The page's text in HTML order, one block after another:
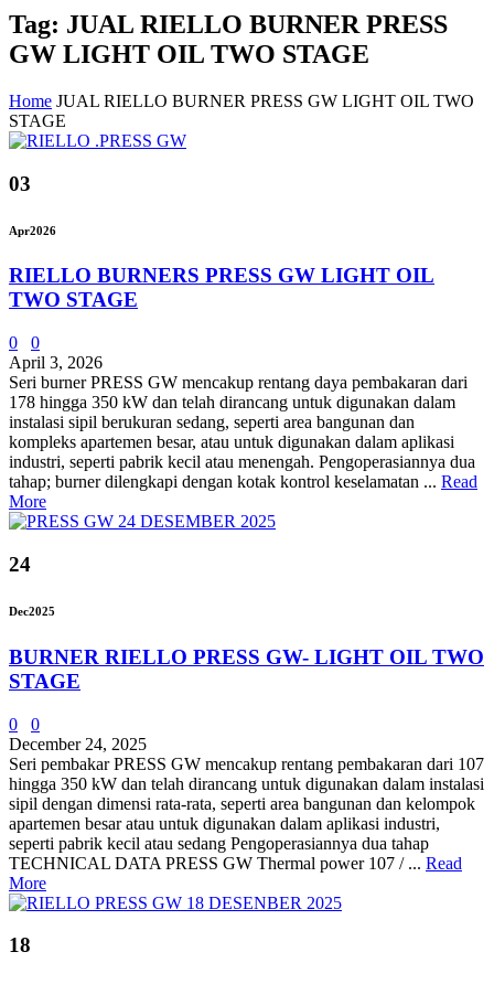
Tag: JUAL RIELLO BURNER PRESS
GW LIGHT OIL TWO STAGE
Home JUAL RIELLO BURNER PRESS GW LIGHT OIL TWO
STAGE
03
Apr2026
RIELLO BURNERS PRESS GW LIGHT OIL
TWO STAGE
0
0
April 3, 2026
Seri burner PRESS GW mencakup rentang daya pembakaran dari
178 hingga 350 kW dan telah dirancang untuk digunakan dalam
instalasi sipil berukuran sedang, seperti area bangunan dan
kompleks apartemen besar, atau untuk digunakan dalam aplikasi
industri, seperti pabrik kecil atau menengah. Pengoperasiannya dua
tahap; burner dilengkapi dengan kotak kontrol keselamatan ... Read
More
24
Dec2025
BURNER RIELLO PRESS GW- LIGHT OIL TWO
STAGE
0
0
December 24, 2025
Seri pembakar PRESS GW mencakup rentang pembakaran dari 107
hingga 350 kW dan telah dirancang untuk digunakan dalam instalasi
sipil dengan dimensi rata-rata, seperti area bangunan dan kelompok
apartemen besar atau untuk digunakan dalam aplikasi industri,
seperti pabrik kecil atau sedang Pengoperasiannya dua tahap
TECHNICAL DATA PRESS GW Thermal power 107 / ... Read
More
18